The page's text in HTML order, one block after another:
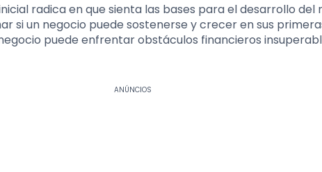
radica en que sienta las bases para el desarrollo del
si un negocio puede sostenerse y crecer en sus
puede enfrentar obstáculos financieros
ANÚNCIOS